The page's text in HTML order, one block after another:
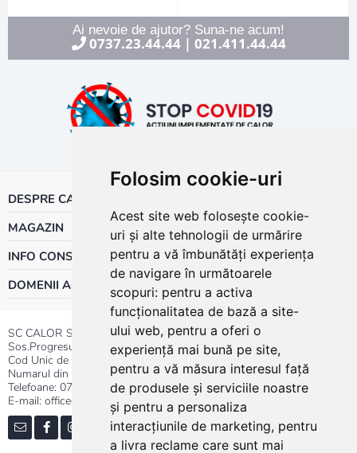
Folosim cookie-uri
Acest site web folosește cookie-
uri și alte tehnologii de urmărire
pentru a vă îmbunătăți experiența
de navigare în următoarele
scopuri: pentru a activa
funcționalitatea de bază a site-
ului web, pentru a oferi o
experiență mai bună pe site,
pentru a vă măsura interesul față
de produsele și serviciile noastre
și pentru a personaliza
interacțiunile de marketing, pentru
a livra reclame care sunt mai
Ai nevoie de ajutor? Suna-ne acum!
0737.23.44.44| 021.411.44.44
DESPRE CALOR
MAGAZIN
INFO CONSUMATOR
DOMENII ACTIVITATE
SC CALOR SRL
Sos.Progresului nr.30-40, Sector 5, Bucuresti
Cod Unic de Inregistrare: RO 3004724
Numarul din Registrul Comertului:J40/13176/1991
Telefoane: 0737.23.44.44|021.411.44.44
E-mail: office@calor.ro